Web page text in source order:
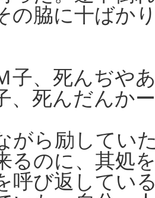
の脇に十ばか
子、死んぢや
、死んだんか
がら励してい
るのに、其処
呼び返してい